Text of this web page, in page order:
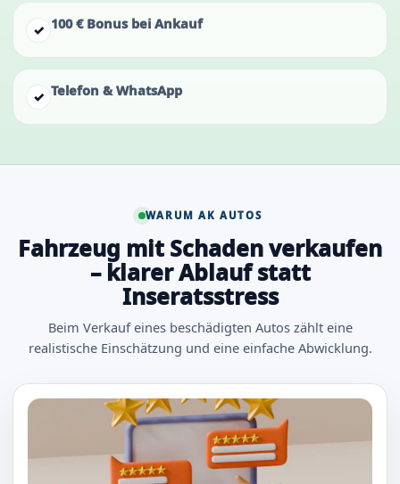
✓ 100 € Bonus bei Ankauf
✓ Telefon & WhatsApp
WARUM AK AUTOS
Fahrzeug mit Schaden verkaufen
– klarer Ablauf statt
Inseratsstress
Beim Verkauf eines beschädigten Autos zählt eine
realistische Einschätzung und eine einfache Abwicklung.